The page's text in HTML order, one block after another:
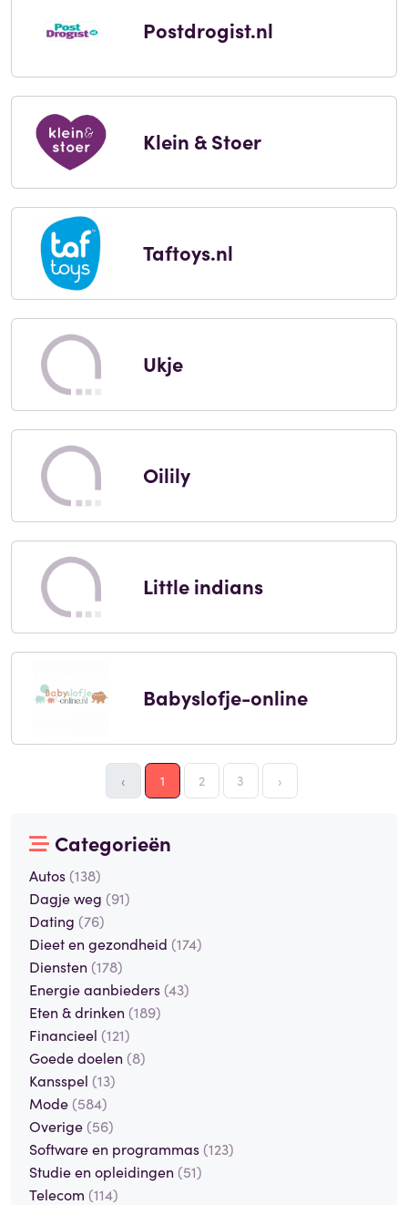
Postdrogist.nl
Klein & Stoer
Taftoys.nl
Ukje
Oilily
Little indians
Babyslofje-online
‹ 1 2 3 ›
Categorieën
Autos (138)
Dagje weg (91)
Dating (76)
Dieet en gezondheid (174)
Diensten (178)
Energie aanbieders (43)
Eten & drinken (189)
Financieel (121)
Goede doelen (8)
Kansspel (13)
Mode (584)
Overige (56)
Software en programmas (123)
Studie en opleidingen (51)
Telecom (114)